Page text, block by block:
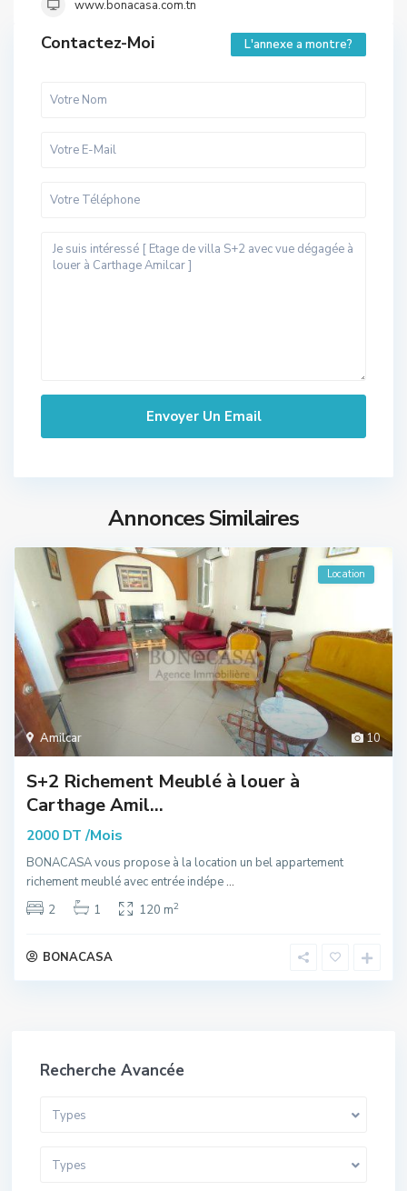
www.bonacasa.com.tn
Contactez-Moi L'annexe a montre?
Annonces Similaires
10
Amilcar
Location
S+2 Richement Meublé à louer à
Carthage Amil...
2000 DT /Mois
BONACASA vous propose à la location un bel appartement
richement meublé avec entrée indépe...
2
1 120 m2
BONACASA
Recherche Avancée
Types
Types